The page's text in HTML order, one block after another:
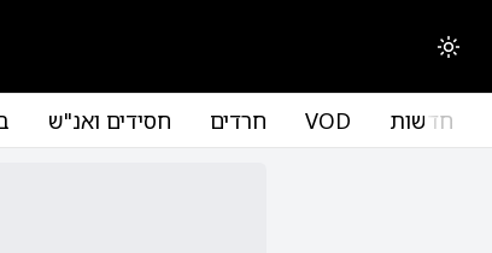
החלפת מצב תצוגה
חדשות VOD חרדים חסידים ואנ"ש